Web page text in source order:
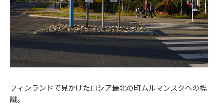
フィンランドで見かけたロシア最北の町ムルマンスクへの標
識。